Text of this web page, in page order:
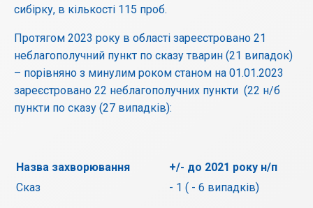
сибірку, в кількості 115 проб.
Протягом 2023 року в області зареєстровано 21
неблагополучний пункт по сказу тварин (21 випадок)
– порівняно з минулим роком станом на 01.01.2023
зареєстровано 22 неблагополучних пункти (22 н/б
пункти по сказу (27 випадків):
Назва захворювання
+/- до 2021 року н/п
Сказ
- 1 ( - 6 випадків)